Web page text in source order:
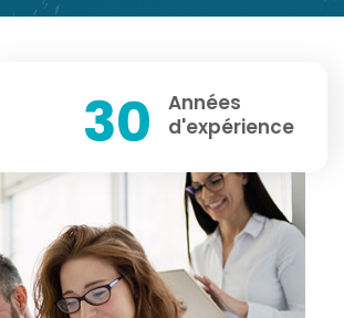
30
Années
d'expérience